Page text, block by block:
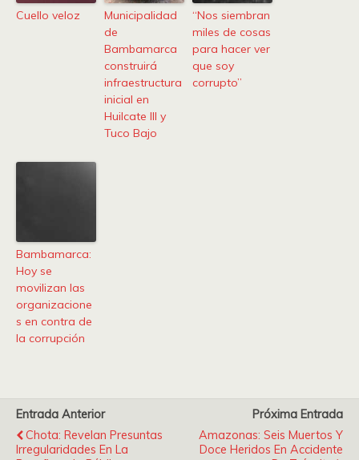
Cuello veloz
Municipalidad
de
Bambamarca
construirá
infraestructura
inicial en
Huilcate III y
Tuco Bajo
“Nos siembran
miles de cosas
para hacer ver
que soy
corrupto”
Bambamarca:
Hoy se
movilizan las
organizacione
s en contra de
la corrupción
Entrada Anterior
Chota: Revelan Presuntas
Irregularidades En La
Próxima Entrada
Amazonas: Seis Muertos Y
Doce Heridos En Accidente